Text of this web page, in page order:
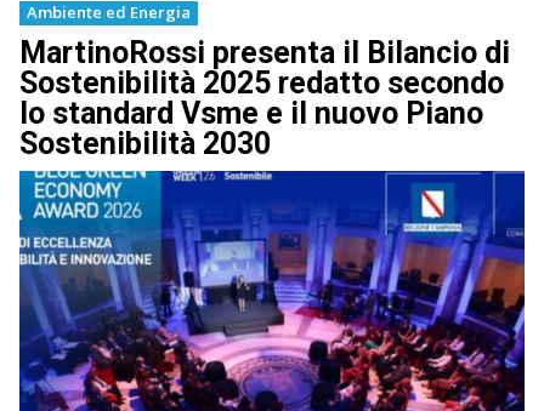
Ambiente ed Energia
MartinoRossi presenta il Bilancio di
Sostenibilità 2025 redatto secondo
lo standard Vsme e il nuovo Piano
Sostenibilità 2030